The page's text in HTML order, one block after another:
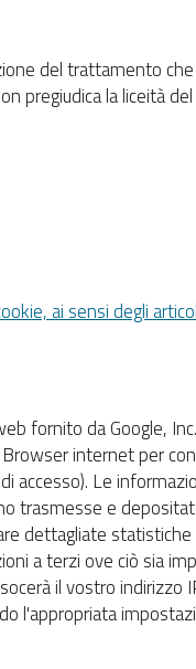
del trattamento che
pregiudica la liceità
ai sensi degli
fornito da Google,
internet per
Le
trasmesse e
dettagliate
a terzi ove ciò sia
il vostro indirizzo
l'appropriata